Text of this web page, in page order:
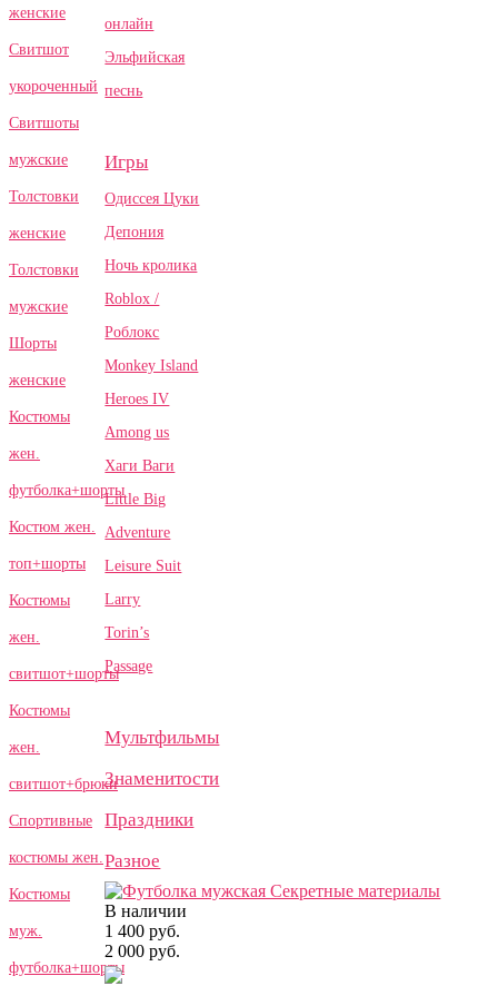
женские
Свитшот
укороченный
Свитшоты
мужские
Толстовки
женские
Толстовки
мужские
Шорты
женские
Костюмы
жен.
футболка+шорты
Костюм жен.
топ+шорты
Костюмы
жен.
свитшот+шорты
Костюмы
жен.
свитшот+брюки
Спортивные
костюмы жен.
Костюмы
муж.
футболка+шорты
онлайн
Эльфийская
песнь
Игры
Одиссея Цуки
Депония
Ночь кролика
Roblox /
Роблокс
Monkey Island
Heroes IV
Among us
Хаги Ваги
Little Big
Adventure
Leisure Suit
Larry
Torin’s
Passage
Мультфильмы
Знаменитости
Праздники
Разное
В наличии
1 400 руб.
2 000 руб.